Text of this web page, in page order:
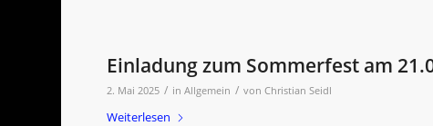
Einladung zum Sommerfest am
2. Mai 2025 / inAllgemein / vonChristian Seidl
Weiterlesen